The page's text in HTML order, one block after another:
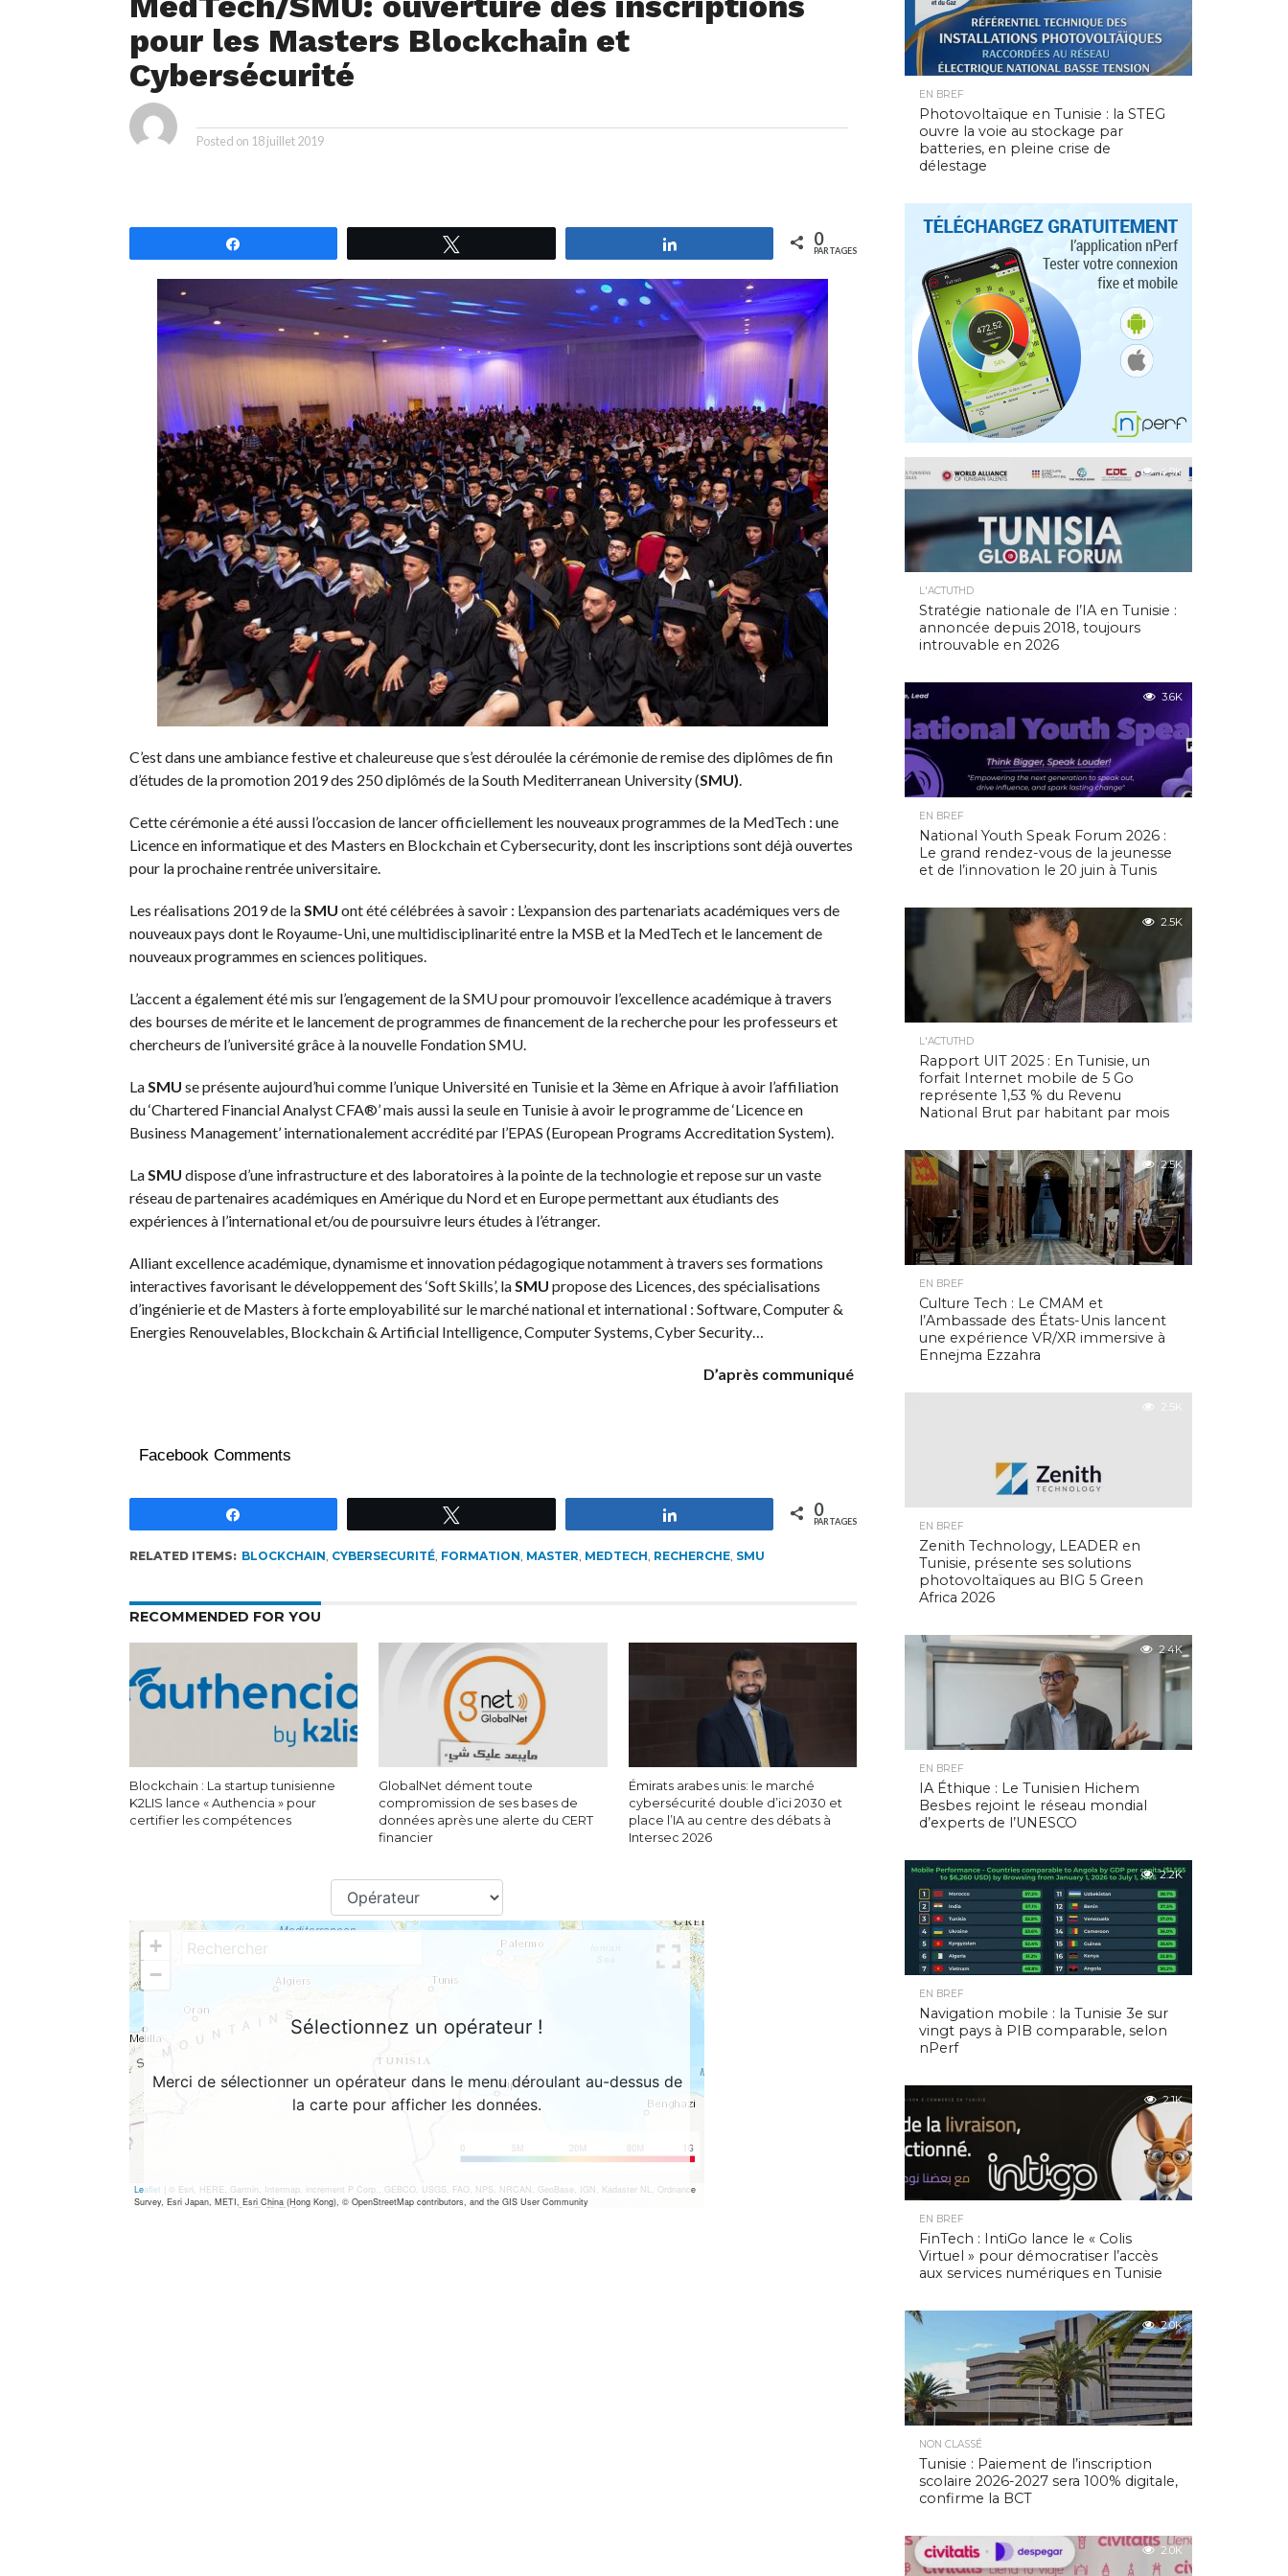
pour les Masters Blockchain et
Cybersécurité
Posted on 18 juillet 2019
0
PARTAGES
C’est dans une ambiance festive et chaleureuse que s’est déroulée la cérémonie de remise des diplômes de fin
d’études de la promotion 2019 des 250 diplômés de la South Mediterranean University (SMU).
Cette cérémonie a été aussi l’occasion de lancer officiellement les nouveaux programmes de la MedTech : une
Licence en informatique et des Masters en Blockchain et Cybersecurity, dont les inscriptions sont déjà ouvertes
pour la prochaine rentrée universitaire.
Les réalisations 2019 de laSMU ont été célébrées à savoir : L’expansion des partenariats académiques vers de
nouveaux pays dont le Royaume-Uni, une multidisciplinarité entre la MSB et la MedTech et le lancement de
nouveaux programmes en sciences politiques.
L’accent a également été mis sur l’engagement de la SMU pour promouvoir l’excellence académique à travers
des bourses de mérite et le lancement de programmes de financement de la recherche pour les professeurs et
chercheurs de l’université grâce à la nouvelle Fondation SMU.
LaSMU se présente aujourd’hui comme l’unique Université en Tunisie et la 3ème en Afrique à avoir l’affiliation
du ‘Chartered Financial Analyst CFA®’ mais aussi la seule en Tunisie à avoir le programme de ‘Licence en
Business Management’ internationalement accrédité par l’EPAS (European Programs Accreditation System).
LaSMU dispose d’une infrastructure et des laboratoires à la pointe de la technologie et repose sur un vaste
réseau de partenaires académiques en Amérique du Nord et en Europe permettant aux étudiants des
expériences à l’international et/ou de poursuivre leurs études à l’étranger.
Alliant excellence académique, dynamisme et innovation pédagogique notamment à travers ses formations
interactives favorisant le développement des ‘Soft Skills’, laSMU propose des Licences, des spécialisations
d’ingénierie et de Masters à forte employabilité sur le marché national et international : Software, Computer &
Energies Renouvelables, Blockchain & Artificial Intelligence, Computer Systems, Cyber Security…
D’après communiqué
Facebook Comments
0
PARTAGES
RELATED ITEMS: BLOCKCHAIN, CYBERSECURITÉ, FORMATION, MASTER, MEDTECH, RECHERCHE, SMU
RECOMMENDED FOR YOU
Blockchain : La startup tunisienne
K2LIS lance « Authencia » pour
certifier les compétences
GlobalNet dément toute
compromission de ses bases de
données après une alerte du CERT
financier
Émirats arabes unis: le marché
cybersécurité double d’ici 2030 et
place l’IA au centre des débats à
Intersec 2026
EN BREF
Photovoltaïque en Tunisie : la STEG
ouvre la voie au stockage par
batteries, en pleine crise de
délestage
4.9K
L'ACTUTHD
Stratégie nationale de l’IA en Tunisie :
annoncée depuis 2018, toujours
introuvable en 2026
3.6K
EN BREF
National Youth Speak Forum 2026 :
Le grand rendez-vous de la jeunesse
et de l’innovation le 20 juin à Tunis
2.5K
L'ACTUTHD
Rapport UIT 2025 : En Tunisie, un
forfait Internet mobile de 5 Go
représente 1,53 % du Revenu
National Brut par habitant par mois
2.5K
EN BREF
Culture Tech : Le CMAM et
l’Ambassade des États-Unis lancent
une expérience VR/XR immersive à
Ennejma Ezzahra
2.5K
EN BREF
Zenith Technology, LEADER en
Tunisie, présente ses solutions
photovoltaïques au BIG 5 Green
Africa 2026
2.4K
EN BREF
IA Éthique : Le Tunisien Hichem
Besbes rejoint le réseau mondial
d’experts de l’UNESCO
2.2K
EN BREF
Navigation mobile : la Tunisie 3e sur
vingt pays à PIB comparable, selon
nPerf
2.1K
EN BREF
FinTech : IntiGo lance le « Colis
Virtuel » pour démocratiser l’accès
aux services numériques en Tunisie
2.0K
NON CLASSÉ
Tunisie : Paiement de l’inscription
scolaire 2026-2027 sera 100% digitale,
confirme la BCT
2.0K